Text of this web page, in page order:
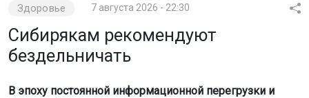
Здоровье 7 августа 2026 - 22:30
Сибирякам рекомендуют
бездельничать
В эпоху постоянной информационной перегрузки и